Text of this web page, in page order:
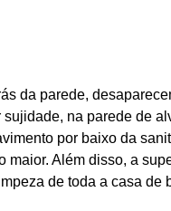
da parede,
na parede de
por baixo da
maior. Além disso, a
de toda a casa de